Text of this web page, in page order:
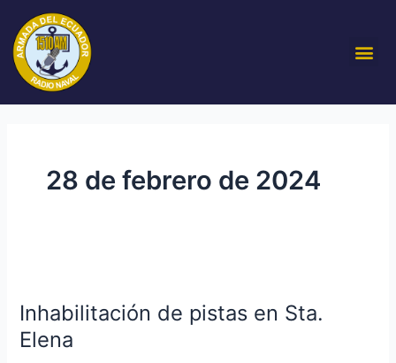
contenido
28 de febrero de 2024
Inhabilitación de pistas en Sta.
Elena
pistas
en